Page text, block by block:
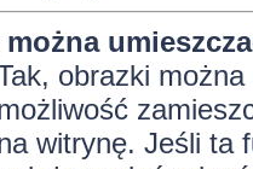
można
obrazki można
witrynę. Jeśli ta